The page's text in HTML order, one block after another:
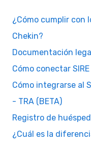
¿Cómo cumplir con
Chekin?
Documentación
Cómo conectar
Cómo integrarse al
- TRA (BETA)
Registro de
¿Cuál es la